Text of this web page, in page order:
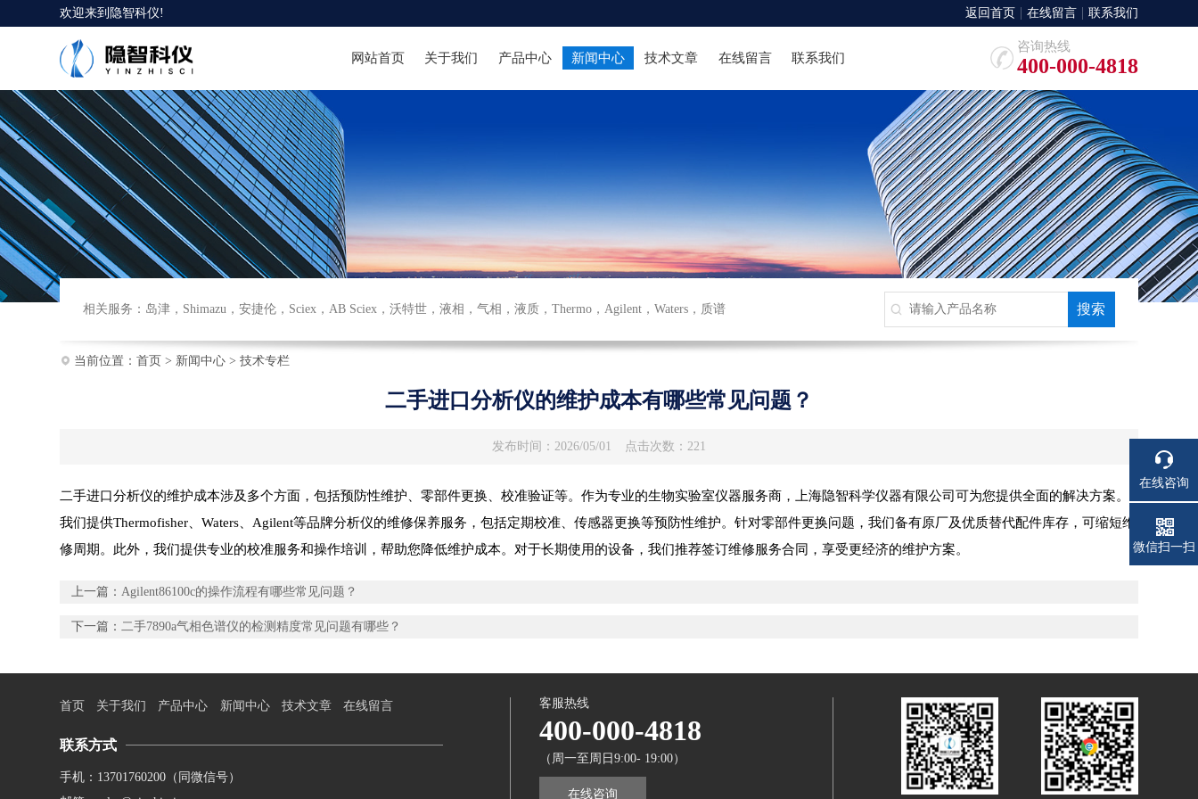
欢迎来到 隐智科仪! 返回首页 在线留言 联系我们
网站首页 关于我们 产品中心 新闻中心 技术文章 在线留言 联系我们
咨询热线
400-000-4818
相关服务： 岛津 ， Shimazu ，安捷伦 ， Sciex ，AB Sciex ，沃特世 ，液相 ，气相 ，液质 ，Thermo ，Agilent ，Waters ， 质谱
当前位置： 首页 > 新闻中心> 技术专栏
二手进口分析仪的维护成本有哪些常见问题？
发布时间：2026/05/01 点击次数：221
二手进口分析仪的维护成本涉及多个方面，包括预防性维护、零部件更换、校准验证等。作为专业的生物实验室仪器服务商，上海隐智科学仪器有限公司可为您提供全面的解决方案。
我们提供Thermofisher、Waters、Agilent等品牌分析仪的维修保养服务，包括定期校准、传感器更换等预防性维护。针对零部件更换问题，我们备有原厂及优质替代配件库存，可缩短维
修周期。此外，我们提供专业的校准服务和操作培训，帮助您降低维护成本。对于长期使用的设备，我们推荐签订维修服务合同，享受更经济的维护方案。
上一篇： Agilent86100c的操作流程有哪些常见问题？
下一篇： 二手7890a气相色谱仪的检测精度常见问题有哪些？
首页 关于我们 产品中心 新闻中心 技术文章 在线留言
联系方式
手机：13701760200（同微信号）
客服热线
400-000-4818
（周一至周日9:00- 19:00）
在线咨询
在线咨询
电话
微信扫一扫